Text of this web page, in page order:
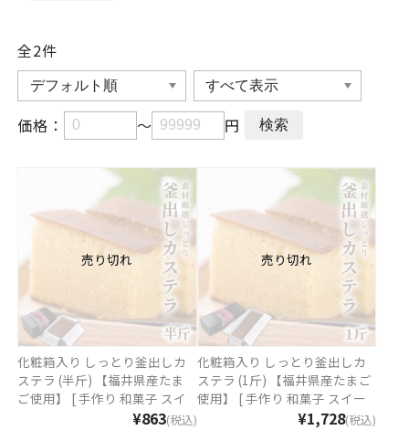
全2件
価格： ～ 円
売り切れ
化粧箱入り しっとり釜出しカ
ステラ (半斤) 【福井県産たま
ご使用】 [ 手作り 和菓子 スイ
ーツ ギフト かすてら 手土産 贈
¥863(税込)
売り切れ
化粧箱入り しっとり釜出しカ
ステラ (1斤) 【福井県産たまご
使用】 [ 手作り 和菓子 スイー
ツ ギフト かすてら 手土産 贈り
¥1,728(税込)